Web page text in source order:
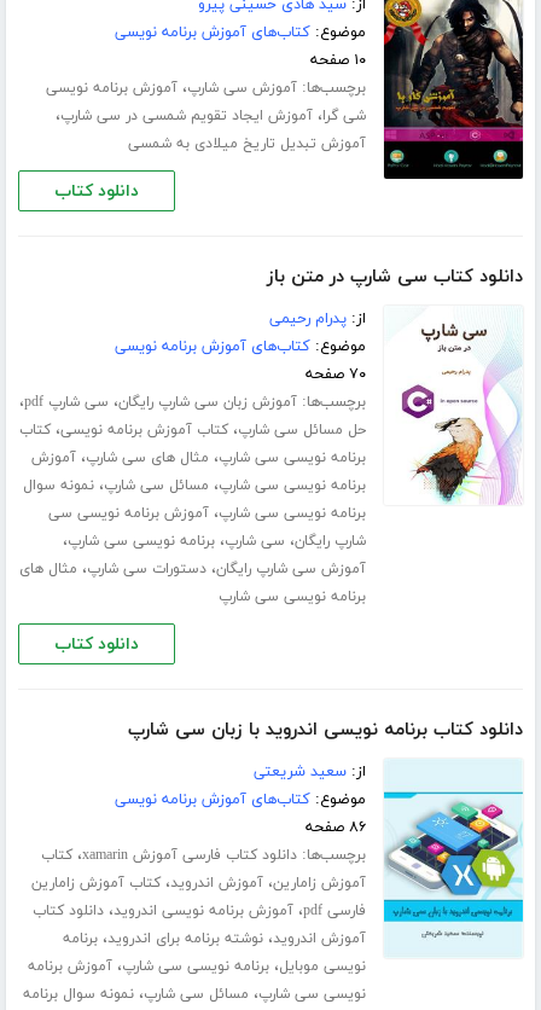
از:سید هادی حسینی پیرو
موضوع:کتاب‌های آموزش برنامه نویسی
۱۰ صفحه
برچسب‌ها:آموزش سی شارپ،آموزش برنامه نویسی
شی گرا،آموزش ایجاد تقویم شمسی در سی شارپ،
آموزش تبدیل تاریخ میلادی به شمسی
دانلود کتاب
دانلود کتاب سی شارپ در متن باز
از:پدرام رحیمی
موضوع:کتاب‌های آموزش برنامه نویسی
۷۰ صفحه
برچسب‌ها:آموزش زبان سی شارپ رایگان، سی شارپ pdf ،
حل مسائل سی شارپ،کتاب آموزش برنامه نویسی،کتاب
برنامه نویسی سی شارپ، مثال های سی شارپ،آموزش
برنامه نویسی سی شارپ، مسائل سی شارپ،نمونه سوال
برنامه نویسی سی شارپ،آموزش برنامه نویسی سی
شارپ رایگان، سی شارپ،برنامه نویسی سی شارپ،
آموزش سی شارپ رایگان،دستورات سی شارپ، مثال های
برنامه نویسی سی شارپ
دانلود کتاب
دانلود کتاب برنامه نویسی اندروید با زبان سی شارپ
از:سعید شریعتی
موضوع:کتاب‌های آموزش برنامه نویسی
۸۶ صفحه
برچسب‌ها:دانلود کتاب فارسی آموزش xamarin ،کتاب
آموزش زامارین،آموزش اندروید،کتاب آموزش زامارین
فارسی pdf
،آموزش برنامه نویسی اندروید،دانلود کتاب
آموزش اندروید،نوشته برنامه برای اندروید،برنامه
نویسی موبایل،برنامه نویسی سی شارپ،آموزش برنامه
نویسی سی شارپ، مسائل سی شارپ،نمونه سوال برنامه